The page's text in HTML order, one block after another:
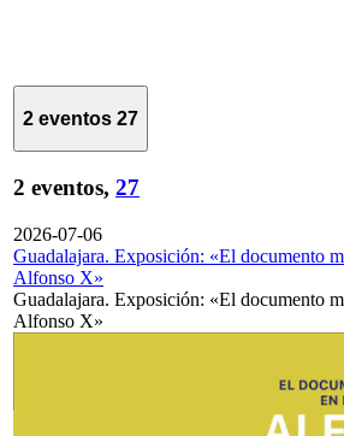
2 eventos 27
2 eventos, 27
2026-07-06
Guadalajara. Exposición: «El documento
Alfonso X»
Guadalajara. Exposición: «El documento
Alfonso X»